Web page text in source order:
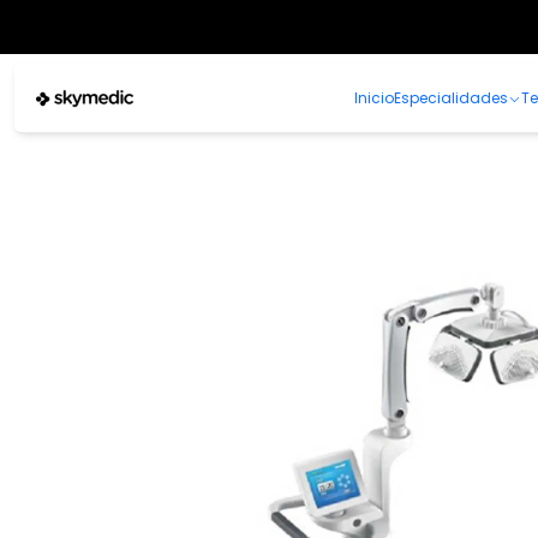
InicioEspecialidades